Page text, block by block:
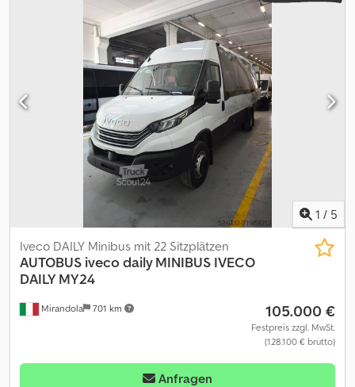
1 / 5
Mirandola 701 km
Iveco DAILY Minibus mit 22 Sitzplätzen
AUTOBUS iveco daily MINIBUS IVECO
DAILY MY24
105.000 €
Festpreis zzgl. MwSt.
(128.100 € brutto)
Anfragen